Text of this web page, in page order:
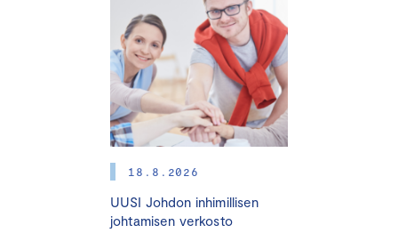
18.8.2026
UUSI Johdon inhimillisen
johtamisen verkosto